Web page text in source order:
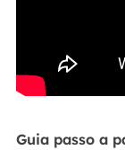
Guia passo a